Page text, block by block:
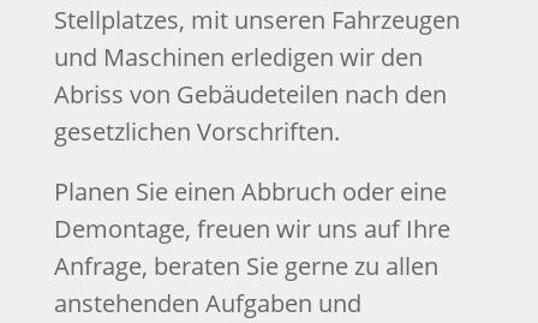
Stellplatzes, mit unseren Fahrzeugen
und Maschinen erledigen wir den
Abriss von Gebäudeteilen nach den
gesetzlichen Vorschriften.
Planen Sie einen Abbruch oder eine
Demontage, freuen wir uns auf Ihre
Anfrage, beraten Sie gerne zu allen
anstehenden Aufgaben und